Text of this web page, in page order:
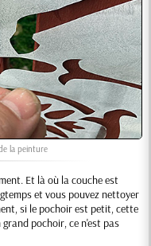
la peinture
Et là où la couche est
et vous pouvez nettoyer
si le pochoir est petit, cette
pochoir, ce n'est pas